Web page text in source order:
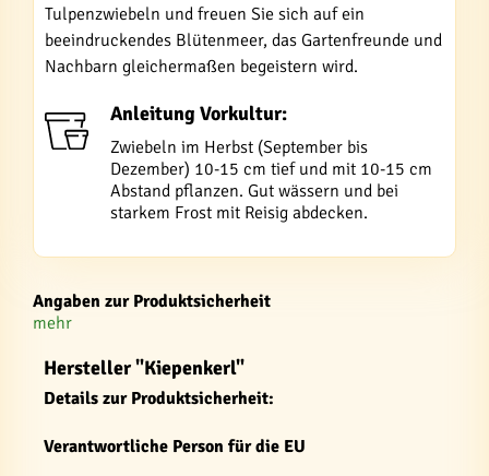
Tulpenzwiebeln und freuen Sie sich auf ein
beeindruckendes Blütenmeer, das Gartenfreunde und
Nachbarn gleichermaßen begeistern wird.
Anleitung Vorkultur:
Zwiebeln im Herbst (September bis
Dezember) 10-15 cm tief und mit 10-15 cm
Abstand pflanzen. Gut wässern und bei
starkem Frost mit Reisig abdecken.
Angaben zur Produktsicherheit
mehr
Hersteller "Kiepenkerl"
Details zur Produktsicherheit:
Verantwortliche Person für die EU